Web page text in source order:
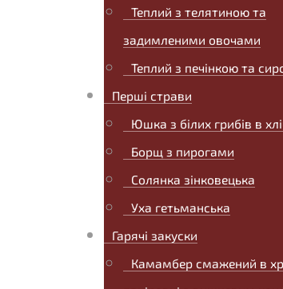
Теплий з телятиною та
задимленими овочами
Теплий з печінкою та
Перші страви
Юшка з білих грибів в
Борщ з пирогами
Солянка зінковецька
Уха гетьманська
Гарячі закуски
Камамбер смажений в